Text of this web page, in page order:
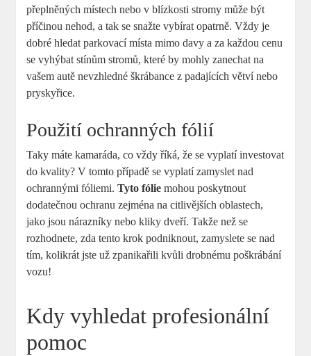
přeplněných místech nebo ⁤v blízkosti stromy může být
příčinou nehod, a tak se snažte vybírat opatrně. Vždy je
dobré hledat‌ parkovací místa mimo davy ⁤a za každou cenu
se vyhýbat stínům⁢ stromů, které ‍by mohly zanechat ‌na
vašem autě nevzhledné škrábance z padajících větví nebo
pryskyřice.
Použití ochranných fólií
Taky máte kamaráda, co vždy říká, že se vyplatí investovat
do kvality? V tomto ​případě se vyplatí zamyslet ⁤nad ​
ochrannými fóliemi.Tyto fólie mohou poskytnout
dodatečnou⁤ ochranu zejména na citlivějších oblastech,
jako jsou nárazníky nebo kliky​ dveří. Takže​ než se
rozhodnete, zda tento krok podniknout, zamyslete se nad⁣
tím, kolikrát jste už zpanikařili kvůli drobnému poškrábání
vozu!
Kdy vyhledat profesionální
pomoc